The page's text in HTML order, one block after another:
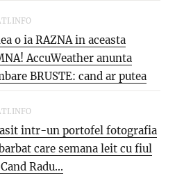
aproape 40°C si
o ia RAZNA in aceasta
AccuWeather anunta
BRUSTE: cand ar putea
intr-un portofel fotografia
care semana leit cu fiul
Radu...